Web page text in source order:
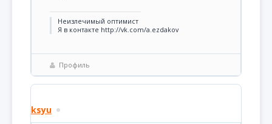
Неизлечимый оптимист
Я в контакте http://vk.com/a.ezdakov
Профиль
ksyu